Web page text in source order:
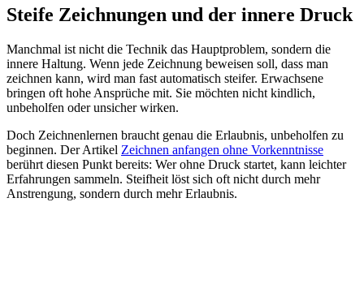
Steife Zeichnungen und der innere Druck
Manchmal ist nicht die Technik das Hauptproblem, sondern die
innere Haltung. Wenn jede Zeichnung beweisen soll, dass man
zeichnen kann, wird man fast automatisch steifer. Erwachsene
bringen oft hohe Ansprüche mit. Sie möchten nicht kindlich,
unbeholfen oder unsicher wirken.
Doch Zeichnenlernen braucht genau die Erlaubnis, unbeholfen zu
beginnen. Der Artikel Zeichnen anfangen ohne Vorkenntnisse
berührt diesen Punkt bereits: Wer ohne Druck startet, kann leichter
Erfahrungen sammeln. Steifheit löst sich oft nicht durch mehr
Anstrengung, sondern durch mehr Erlaubnis.